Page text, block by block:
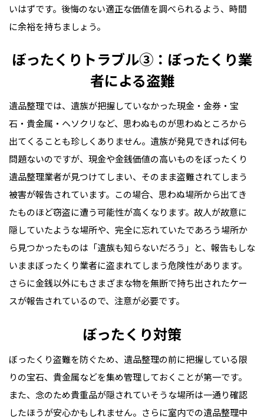
いはずです。後悔のない適正な価値を調べられるよう、時間
に余裕を持ちましょう。
ぼったくりトラブル③：ぼったくり業
者による盗難
遺品整理では、遺族が把握していなかった現金・金券・宝
石・貴金属・ヘソクリなど、思わぬものが思わぬところから
出てくることも珍しくありません。遺族が発見できれば何も
問題ないのですが、現金や金銭価値の高いものをぼったくり
遺品整理業者が見つけてしまい、そのまま盗難されてしまう
被害が報告されています。この場合、思わぬ場所から出てき
たものほど窃盗に遭う可能性が高くなります。故人が故意に
隠していたような場所や、完全に忘れていたであろう場所か
ら見つかったものは「遺族も知らないだろう」と、報告もしな
いままぼったくり業者に盗まれてしまう危険性があります。
さらに金銭以外にもさまざまな物を無断で持ち出されたケー
スが報告されているので、注意が必要です。
ぼったくり対策
ぼったくり盗難を防ぐため、遺品整理の前に把握している限
りの宝石、貴金属などを集め管理しておくことが第一です。
また、念のため貴重品が隠されていそうな場所は一通り確認
したほうが安心かもしれません。さらに室内での遺品整理中